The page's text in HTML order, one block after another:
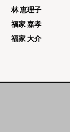
林 恵理子
福家 嘉孝
福家 大介